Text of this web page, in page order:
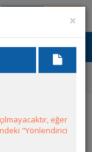
Kullanılır
×
eğer
"Yönlendirici